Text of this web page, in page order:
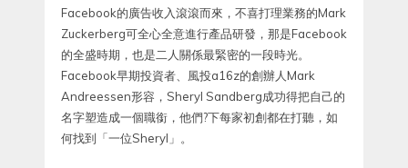
Facebook的廣告收入滾滾而來，不喜打理業務的Mark
Zuckerberg可全心全意進行產品研發，那是Facebook
的全盛時期，也是二人關係最緊密的一段時光。
Facebook早期投資者、風投a16z的創辦人Mark
Andreessen形容，Sheryl Sandberg成功得把自己的
名字塑造成一個職銜，他們?下每家初創都在打聽，如
何找到「一位Sheryl」。